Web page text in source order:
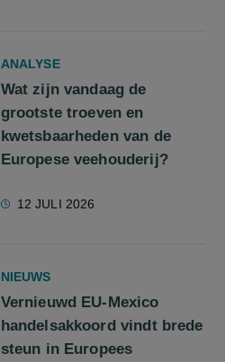
ANALYSE
Wat zijn vandaag de
grootste troeven en
kwetsbaarheden van de
Europese veehouderij?
12 JULI 2026
NIEUWS
Vernieuwd EU-Mexico
handelsakkoord vindt brede
steun in Europees